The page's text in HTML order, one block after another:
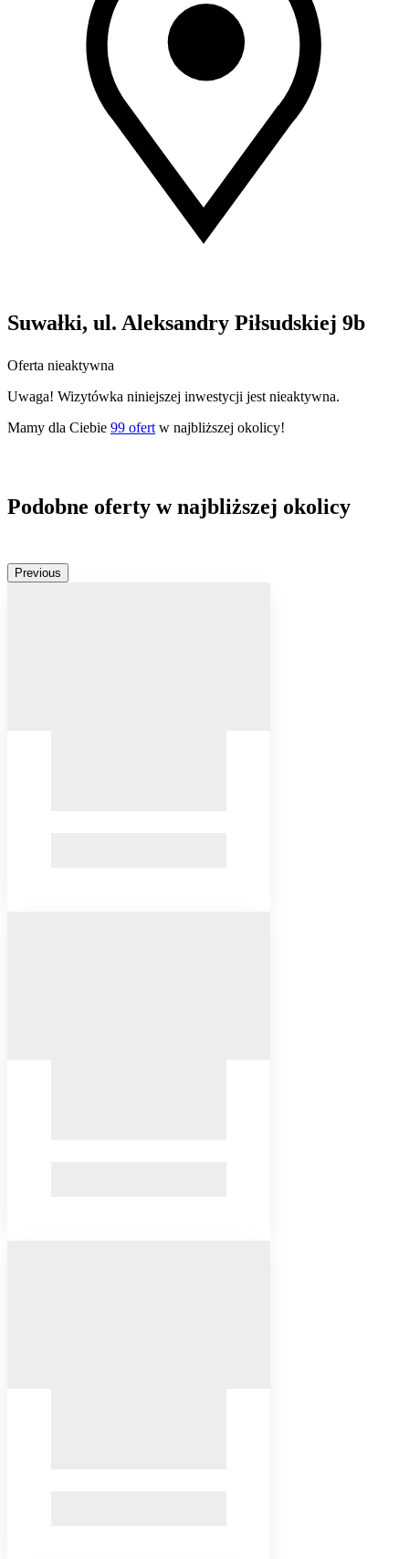
Suwałki, ul. Aleksandry Piłsudskiej 9b
Oferta nieaktywna
Uwaga! Wizytówka niniejszej inwestycji jest nieaktywna.
Mamy dla Ciebie 99 ofert w najbliższej okolicy!
Podobne oferty w najbliższej okolicy
Previous